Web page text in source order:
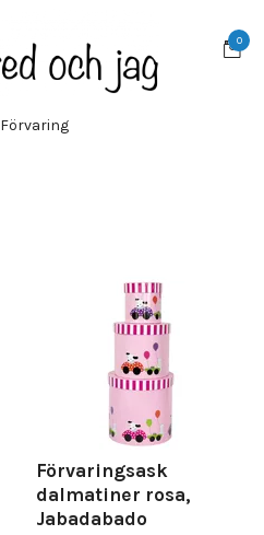
0
Förvaring
Förvaringsask
dalmatiner rosa,
Jabadabado